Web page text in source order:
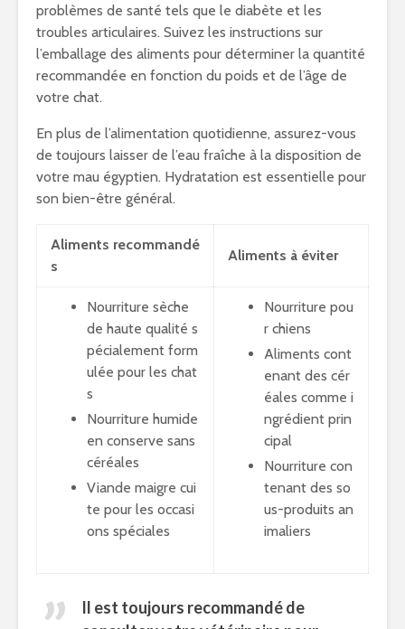
problèmes de santé tels que le diabète et les
troubles articulaires. Suivez les instructions sur
l’emballage des aliments pour déterminer la quantité
recommandée en fonction du poids et de l’âge de
votre chat.
En plus de l’alimentation quotidienne, assurez-vous
de toujours laisser de l’eau fraîche à la disposition de
votre mau égyptien. Hydratation est essentielle pour
son bien-être général.
Aliments recommandé
s
Aliments à éviter
Nourriture sèche
de haute qualité s
pécialement form
ulée pour les chat
s
Nourriture humide
en conserve sans
céréales
Viande maigre cui
te pour les occasi
ons spéciales
Nourriture pou
r chiens
Aliments cont
enant des cér
éales comme i
ngrédient prin
cipal
Nourriture con
tenant des so
us-produits an
imaliers
Il est toujours recommandé de